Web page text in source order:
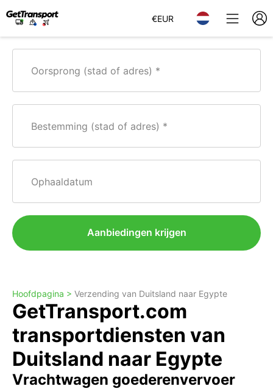
€EUR
Oorsprong (stad of adres)
Bestemming (stad of adres)
Ophaaldatum
Aanbiedingen krijgen
Hoofdpagina > Verzending van Duitsland naar Egypte
GetTransport.com
transportdiensten van
Duitsland naar Egypte
Vrachtwagen goederenvervoer